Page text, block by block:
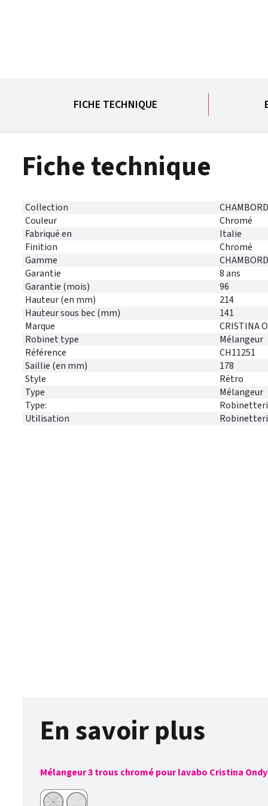
FICHE TECHNIQUE
Fiche technique
Collection
CHAMBORD
Couleur
Chromé
Fabriqué en
Italie
Finition
Chromé
Gamme
CHAMBORD
Garantie
8 ans
Garantie (mois)
96
Hauteur (en mm)
214
Hauteur sous bec (mm)
141
Marque
CRISTINA
Robinet type
Mélangeur
Référence
CH11251
Saillie (en mm)
178
Style
Rétro
Type
Mélangeur
Type:
Utilisation
En savoir plus
Mélangeur 3 trous chromé pour lavabo Cristina